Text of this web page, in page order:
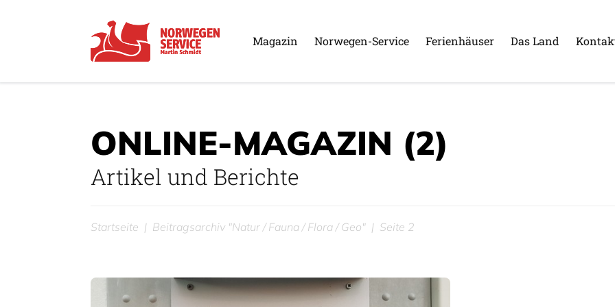
Magazin Norwegen-Service Ferienhäuser Das Land
ONLINE-MAGAZIN (2)
Artikel und Berichte
Startseite Beitragsarchiv "Natur / Fauna / Flora / Geo" Seite 2